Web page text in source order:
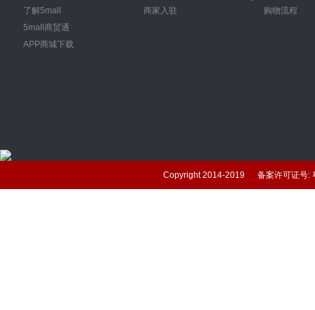
了解5mall
5mall商贸通
APP商城下载
商家入驻 购物流程
Copyright 2014-2019 备案许可证号: